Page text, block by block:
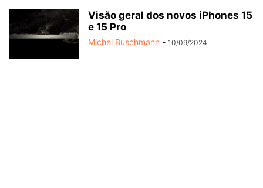
Visão geral dos novos iPhones 15
e 15 Pro
Michel Buschmann - 10/09/2024